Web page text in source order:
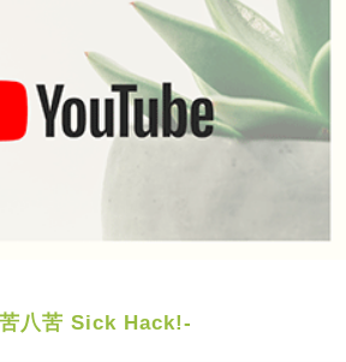
八苦 Sick Hack!-